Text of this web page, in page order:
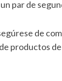
par de
de
productos